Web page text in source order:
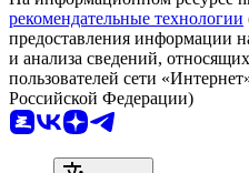
рекомендательные технологии
предоставления информации
и анализа сведений,
пользователей сети
Российской Федерации)